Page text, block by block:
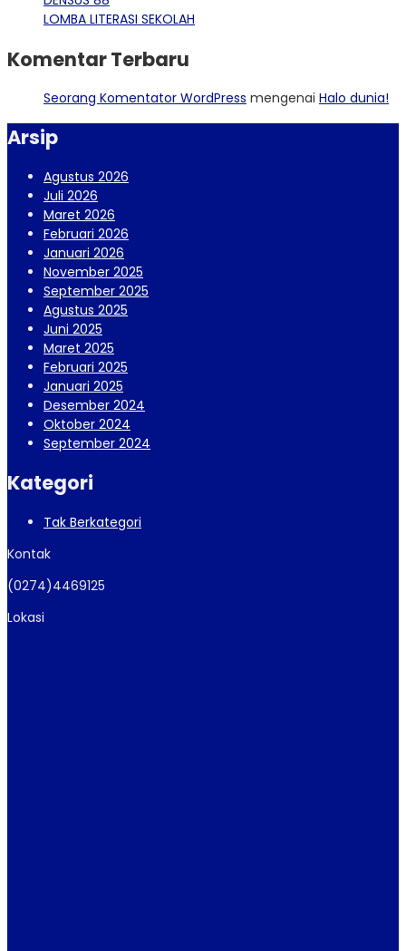
LOMBA LITERASI SEKOLAH
Komentar Terbaru
Seorang Komentator WordPress mengenai Halo dunia!
Arsip
Agustus 2026
Juli 2026
Maret 2026
Februari 2026
Januari 2026
November 2025
September 2025
Agustus 2025
Juni 2025
Maret 2025
Februari 2025
Januari 2025
Desember 2024
Oktober 2024
September 2024
Kategori
Tak Berkategori
Kontak
(0274)4469125
Lokasi